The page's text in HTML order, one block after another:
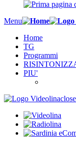
Menu
Home
TG
Programmi
PIU'